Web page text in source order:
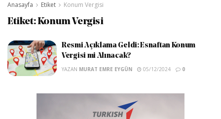
Anasayfa Etiket Konum Vergisi
Etiket:Konum Vergisi
Resmi Açıklama Geldi: Esnaftan Konum
Vergisi mi Alınacak?
YAZAN MURAT EMRE EYGÜN 05/12/2024 0